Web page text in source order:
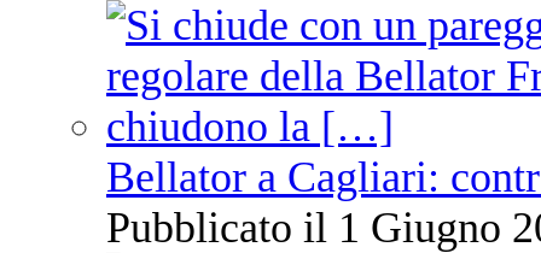
Bellator a Cagliari:
Pubblicato il 1 Giugno